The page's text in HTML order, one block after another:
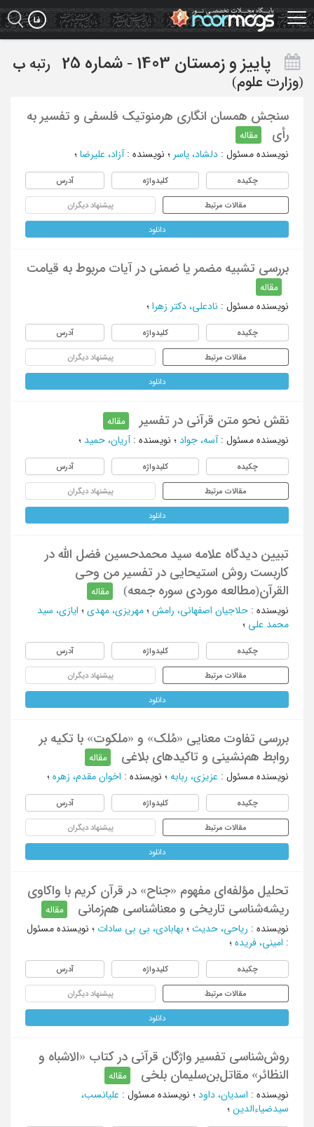
Skip
to
main
پاییز و زمستان 1403 - شماره 25 رتبه ب
(وزارت علوم)
سنجش همسان انگاری هرمنوتیک فلسفی و تفسیر به
رأی
مقاله
نویسنده مسئول : دلشاد، یاسر ؛ نویسنده : آزاد، علیرضا ؛
چکیده کلیدواژه آدرس
مقالات مرتبط پیشنهاد دیگران
دانلود
بررسی تشبیه مضمر یا ضمنی در آیات مربوط به قیامت
مقاله
نویسنده مسئول : نادعلی، دکتر زهرا ؛
چکیده کلیدواژه آدرس
مقالات مرتبط پیشنهاد دیگران
دانلود
نقش نحو متن قرآنی در تفسیر
مقاله
نویسنده مسئول : آسه، جواد ؛ نویسنده : آریان، حمید ؛
چکیده کلیدواژه آدرس
مقالات مرتبط پیشنهاد دیگران
دانلود
تبیین دیدگاه علامه سید محمدحسین فضل الله در
کاربست روش استیحایی در تفسیر من وحی
القرآن(مطالعه موردی سوره جمعه)
مقاله
نویسنده : حلاجیان اصفهانی، رامش ؛ مهریزی، مهدی ؛ ایازی، سید
محمد علی ؛
چکیده کلیدواژه آدرس
مقالات مرتبط پیشنهاد دیگران
دانلود
بررسی تفاوت معنایی «مُلک» و «ملکوت» با تکیه بر
روابط هم‌نشینی و تاکیدهای بلاغی
مقاله
نویسنده مسئول : عزیزی، ربابه ؛ نویسنده : اخوان مقدم، زهره ؛
چکیده کلیدواژه آدرس
مقالات مرتبط پیشنهاد دیگران
دانلود
تحلیل مؤلفه‌ای مفهوم «جناح» در قرآن کریم با واکاوی
ریشه‌شناسی تاریخی و معناشناسی هم‌زمانی
مقاله
نویسنده : ریاحی، حدیث ؛ بهابادی، بی بی سادات ؛ نویسنده مسئول
: امینی، فریده ؛
چکیده کلیدواژه آدرس
مقالات مرتبط پیشنهاد دیگران
دانلود
روش‌شناسی تفسیر واژگان قرآنی در کتاب «الاشباه و
النظائر» مقاتل‌بن‌سلیمان بلخی
مقاله
نویسنده : اسدیان، داود ؛ نویسنده مسئول : علیانسب،
سیدضیاءالدین ؛